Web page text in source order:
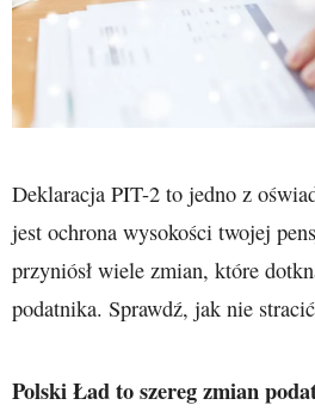
Deklaracja PIT-2 to jedno z
jest ochrona wysokości twojej
przyniósł wiele zmian, które
podatnika. Sprawdź, jak nie
Polski Ład to szereg zmian